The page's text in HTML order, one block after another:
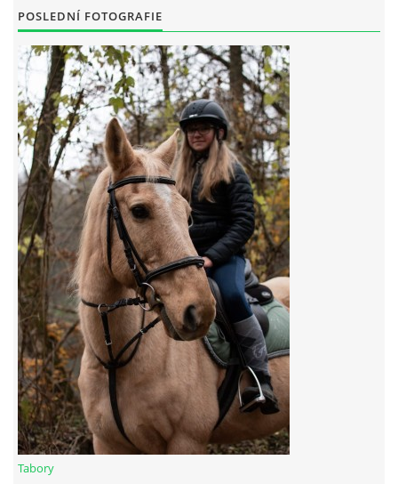
ČLENOVÉ RYCHVALDU 2023
7:4 (VELKÝ PÁTEK) KROUŽEK NEBUDE
JARNÍ BRIGÁDA 20.5.2023
DNE 17.11.2023 KROUŽEK JEZDECTVÍ NENÍ
DĚKUJEME MĚSTU RYCHVALD ZA DOTACI V ROCE 2023
NABÍZÍME BRIGÁDU U NÁS VE STÁJI. PRO BLIŽŠÍ INFO
VOLEJTE 604265192
DĚKUJEME ZA PODPORU ČESKÉ UNIÍ SPORTU
JARNÍ BRIGÁDA 20.4 2024
POSLEDNÍ FOTOGRAFIE
Tabory